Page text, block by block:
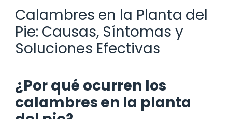
Calambres en la Planta del
Pie: Causas, Síntomas y
Soluciones Efectivas
¿Por qué ocurren los
calambres en la planta